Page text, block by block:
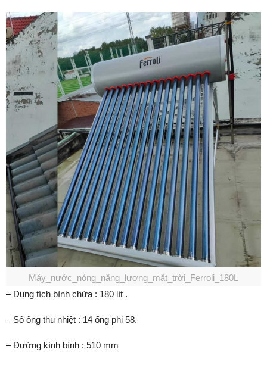
Máy_nước_nóng_năng_lượng_mặt_trời_Ferroli_180L
– Dung tích bình chứa : 180 lít .
– Số ống thu nhiệt : 14 ống phi 58.
– Đường kính bình : 510 mm